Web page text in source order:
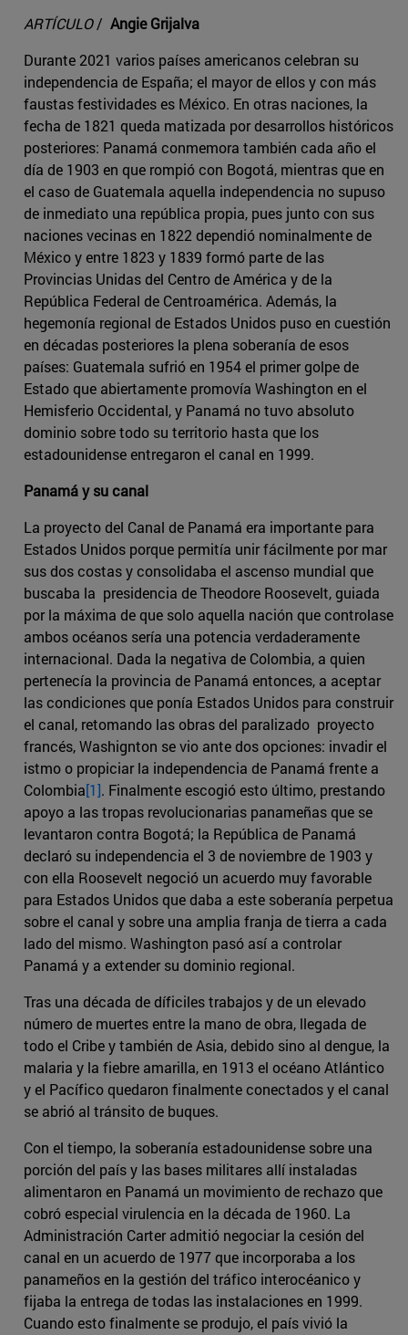
ARTÍCULO/ Angie Grijalva
Durante 2021 varios países americanos celebran su
independencia de España; el mayor de ellos y con más
faustas festividades es México. En otras naciones, la
fecha de 1821 queda matizada por desarrollos históricos
posteriores: Panamá conmemora también cada año el
día de 1903 en que rompió con Bogotá, mientras que en
el caso de Guatemala aquella independencia no supuso
de inmediato una república propia, pues junto con sus
naciones vecinas en 1822 dependió nominalmente de
México y entre 1823 y 1839 formó parte de las
Provincias Unidas del Centro de América y de la
República Federal de Centroamérica. Además, la
hegemonía regional de Estados Unidos puso en cuestión
en décadas posteriores la plena soberanía de esos
países: Guatemala sufrió en 1954 el primer golpe de
Estado que abiertamente promovía Washington en el
Hemisferio Occidental, y Panamá no tuvo absoluto
dominio sobre todo su territorio hasta que los
estadounidense entregaron el canal en 1999.
Panamá y su canal
La proyecto del Canal de Panamá era importante para
Estados Unidos porque permitía unir fácilmente por mar
sus dos costas y consolidaba el ascenso mundial que
buscaba la presidencia de Theodore Roosevelt, guiada
por la máxima de que solo aquella nación que controlase
ambos océanos sería una potencia verdaderamente
internacional. Dada la negativa de Colombia, a quien
pertenecía la provincia de Panamá entonces, a aceptar
las condiciones que ponía Estados Unidos para construir
el canal, retomando las obras del paralizado proyecto
francés, Washignton se vio ante dos opciones: invadir el
istmo o propiciar la independencia de Panamá frente a
Colombia[1]. Finalmente escogió esto último, prestando
apoyo a las tropas revolucionarias panameñas que se
levantaron contra Bogotá; la República de Panamá
declaró su independencia el 3 de noviembre de 1903 y
con ella Roosevelt negoció un acuerdo muy favorable
para Estados Unidos que daba a este soberanía perpetua
sobre el canal y sobre una amplia franja de tierra a cada
lado del mismo. Washington pasó así a controlar
Panamá y a extender su dominio regional.
Tras una década de díficiles trabajos y de un elevado
número de muertes entre la mano de obra, llegada de
todo el Cribe y también de Asia, debido sino al dengue, la
malaria y la fiebre amarilla, en 1913 el océano Atlántico
y el Pacífico quedaron finalmente conectados y el canal
se abrió al tránsito de buques.
Con el tiempo, la soberanía estadounidense sobre una
porción del país y las bases militares allí instaladas
alimentaron en Panamá un movimiento de rechazo que
cobró especial virulencia en la década de 1960. La
Administración Carter admitió negociar la cesión del
canal en un acuerdo de 1977 que incorporaba a los
panameños en la gestión del tráfico interocéanico y
fijaba la entrega de todas las instalaciones en 1999.
Cuando esto finalmente se produjo, el país vivió la